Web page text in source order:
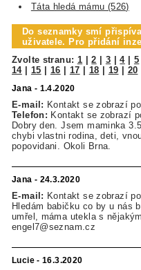
Táta hledá mámu (526)
Do seznamky smí
uživatele. Pro přidání
Zvolte stranu: 1 |2 3 |4| 5
14| 15 16 17 18 19 20
Jana - 1.4.2020
E-mail: Kontakt se zobrazí po
Telefon: Kontakt se zobrazí
Dobry den. Jsem maminka
chybi vlastni rodina, deti,
popovidani. Okoli Brna.
Jana - 24.3.2020
E-mail: Kontakt se zobrazí po
Hledám babičku co by u nás
umřel, máma utekla s
engel7@seznam.cz
Lucie - 16.3.2020